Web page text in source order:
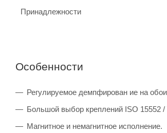
Принадлежности
Особенности
Регулируемое демпфирован ие на
Большой выбор креплений ISO 15552 /
Магнитное и немагнитное исполнение.